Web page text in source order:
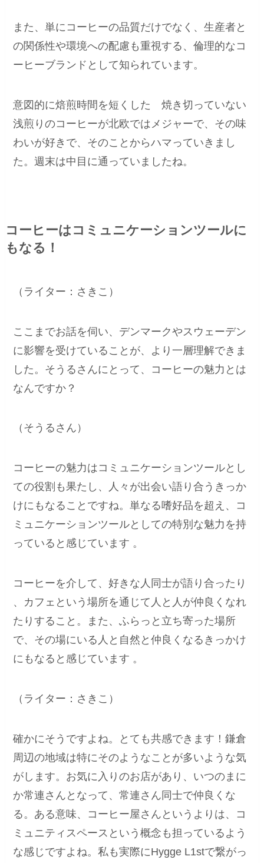
また、単にコーヒーの品質だけでなく、生産者と
の関係性や環境への配慮も重視する、倫理的なコ
ーヒーブランドとして知られています。
意図的に焙煎時間を短くした 焼き切っていない
浅煎りのコーヒーが北欧ではメジャーで、その味
わいが好きで、そのことからハマっていきまし
た。週末は中目に通っていましたね。
コーヒーはコミュニケーションツールに
もなる！
（ライター：さきこ）
ここまでお話を伺い、デンマークやスウェーデン
に影響を受けていることが、より一層理解できま
した。そうるさんにとって、コーヒーの魅力とは
なんですか？
（そうるさん）
コーヒーの魅力はコミュニケーションツールとし
ての役割も果たし、人々が出会い語り合うきっか
けにもなることですね。単なる嗜好品を超え、コ
ミュニケーションツールとしての特別な魅力を持
っていると感じています 。
コーヒーを介して、好きな人同士が語り合ったり
、カフェという場所を通じて人と人が仲良くなれ
たりすること。また、ふらっと立ち寄った場所
で、その場にいる人と自然と仲良くなるきっかけ
にもなると感じています 。
（ライター：さきこ）
確かにそうですよね。とても共感できます！鎌倉
周辺の地域は特にそのようなことが多いような気
がします。お気に入りのお店があり、いつのまに
か常連さんとなって、常連さん同士で仲良くな
る。ある意味、コーヒー屋さんというよりは、コ
ミュニティスペースという概念も担っているよう
な感じですよね。私も実際にHygge L1stで繋がっ